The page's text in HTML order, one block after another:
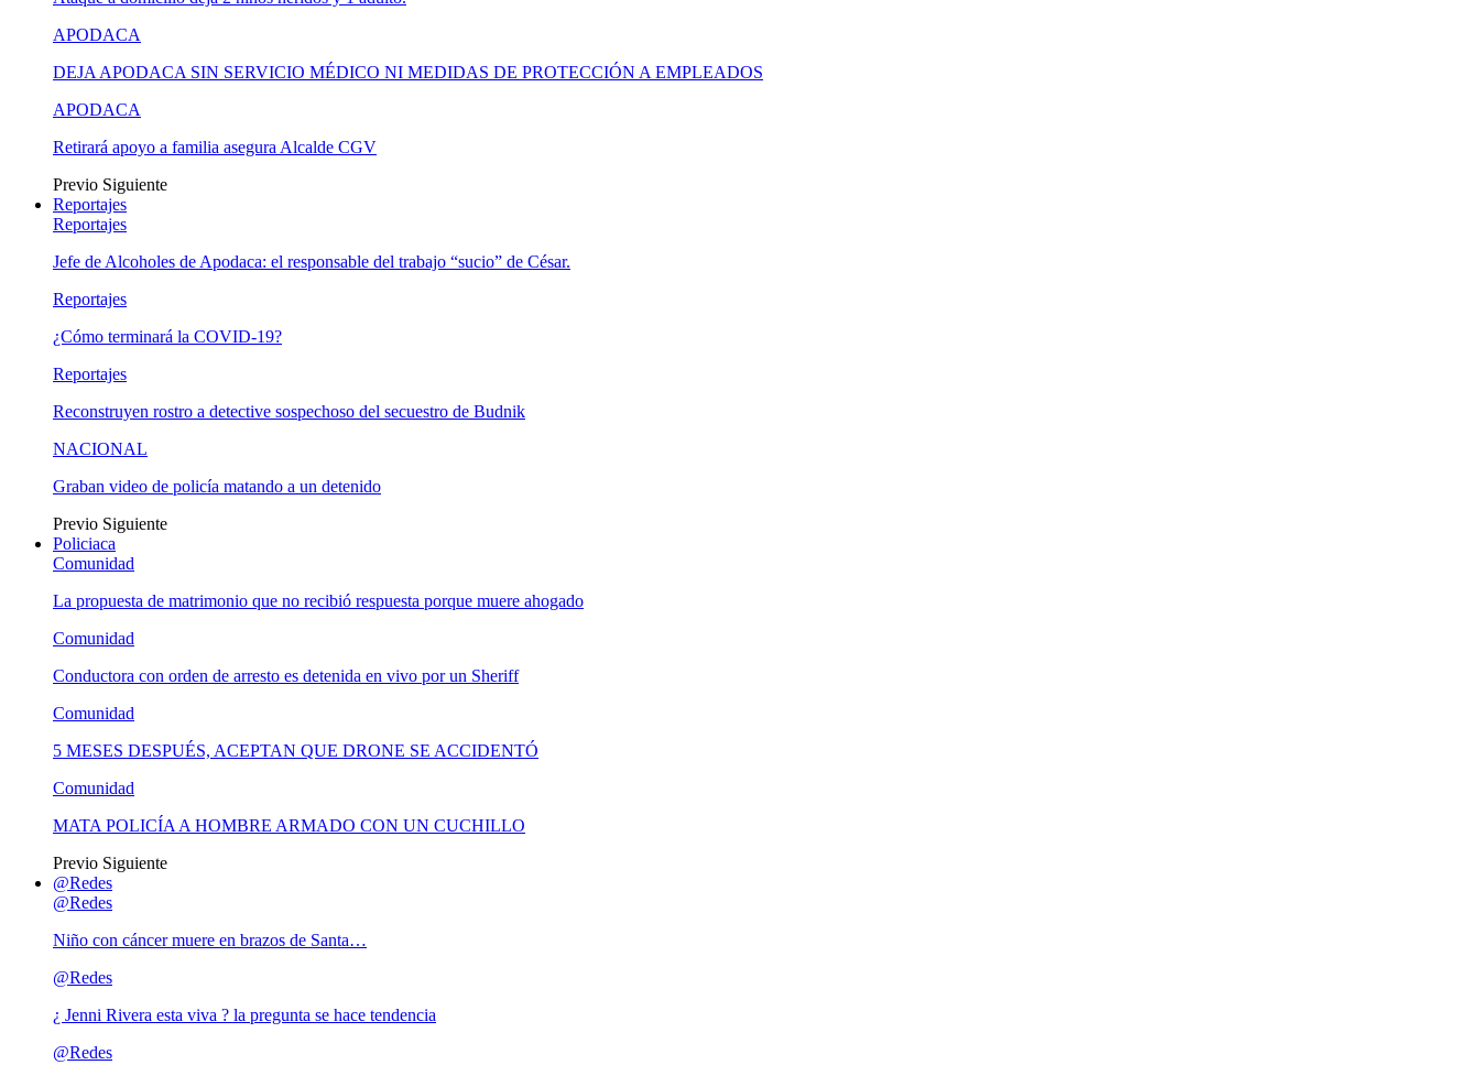
APODACA
DEJA APODACA SIN SERVICIO MÉDICO NI MEDIDAS DE PROTECCIÓN A EMPLEADOS
APODACA
Retirará apoyo a familia asegura Alcalde CGV
Previo Siguiente
Reportajes
Reportajes
Jefe de Alcoholes de Apodaca: el responsable del trabajo “sucio” de César.
Reportajes
¿Cómo terminará la COVID-19?
Reportajes
Reconstruyen rostro a detective sospechoso del secuestro de Budnik
NACIONAL
Graban video de policía matando a un detenido
Previo Siguiente
Policiaca
Comunidad
La propuesta de matrimonio que no recibió respuesta porque muere ahogado
Comunidad
Conductora con orden de arresto es detenida en vivo por un Sheriff
Comunidad
5 MESES DESPUÉS, ACEPTAN QUE DRONE SE ACCIDENTÓ
Comunidad
MATA POLICÍA A HOMBRE ARMADO CON UN CUCHILLO
Previo Siguiente
@Redes
@Redes
Niño con cáncer muere en brazos de Santa…
@Redes
¿ Jenni Rivera esta viva ? la pregunta se hace tendencia
@Redes